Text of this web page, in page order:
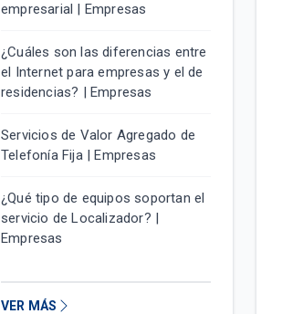
empresarial | Empresas
¿Cuáles son las diferencias entre
el Internet para empresas y el de
residencias? | Empresas
Servicios de Valor Agregado de
Telefonía Fija | Empresas
¿Qué tipo de equipos soportan el
servicio de Localizador? |
Empresas
VER MÁS